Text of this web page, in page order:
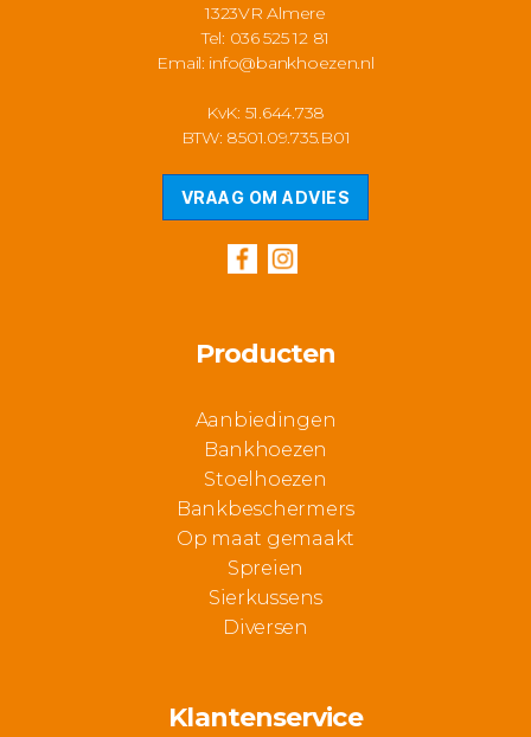
1323VR Almere
Tel: 036 525 12 81
Email: info@bankhoezen.nl
KvK: 51.644.738
BTW: 8501.09.735.B01
VRAAG OM ADVIES
Producten
Aanbiedingen
Bankhoezen
Stoelhoezen
Bankbeschermers
Op maat gemaakt
Spreien
Sierkussens
Diversen
Klantenservice